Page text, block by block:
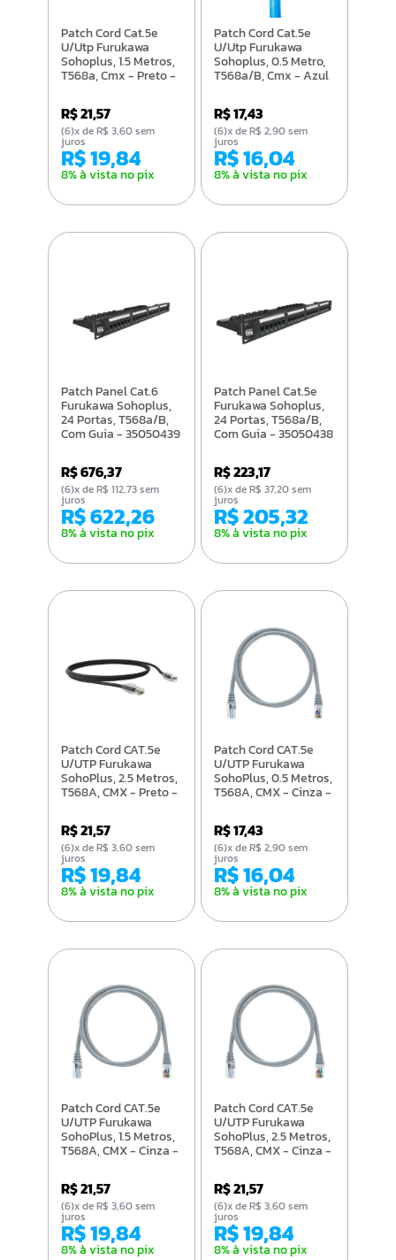
Patch Cord Cat.5e
U/Utp Furukawa
Sohoplus, 1.5 Metros,
T568a, Cmx - Preto -
R$ 21,57
R$ 19,84
8% à vista no pix
(6)x de R$ 3,60 sem
juros
Patch Cord Cat.5e
U/Utp Furukawa
Sohoplus, 0.5 Metro,
T568a/B, Cmx - Azul
R$ 17,43
R$ 16,04
8% à vista no pix
(6)x de R$ 2,90 sem
juros
Patch Panel Cat.6
Furukawa Sohoplus,
24 Portas, T568a/B,
Com Guia - 35050439
R$ 676,37
R$ 622,26
8% à vista no pix
(6)x de R$ 112,73 sem
juros
Patch Panel Cat.5e
Furukawa Sohoplus,
24 Portas, T568a/B,
Com Guia - 35050438
R$ 223,17
R$ 205,32
8% à vista no pix
(6)x de R$ 37,20 sem
juros
Patch Cord CAT.5e
U/UTP Furukawa
SohoPlus, 2.5 Metros,
T568A, CMX - Preto -
R$ 21,57
R$ 19,84
8% à vista no pix
(6)x de R$ 3,60 sem
juros
Patch Cord CAT.5e
U/UTP Furukawa
SohoPlus, 0.5 Metros,
T568A, CMX - Cinza -
R$ 17,43
R$ 16,04
8% à vista no pix
(6)x de R$ 2,90 sem
juros
Patch Cord CAT.5e
U/UTP Furukawa
SohoPlus, 1.5 Metros,
T568A, CMX - Cinza -
R$ 21,57
R$ 19,84
8% à vista no pix
(6)x de R$ 3,60 sem
juros
Patch Cord CAT.5e
U/UTP Furukawa
SohoPlus, 2.5 Metros,
T568A, CMX - Cinza -
R$ 21,57
R$ 19,84
8% à vista no pix
(6)x de R$ 3,60 sem
juros